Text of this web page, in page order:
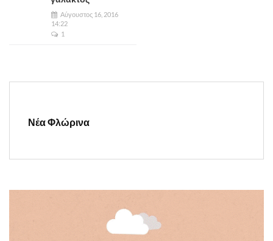
Αύγουστος 16, 2016
14:22
1
Νέα Φλώρινα